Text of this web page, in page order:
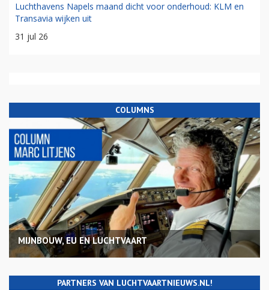
Luchthavens Napels maand dicht voor onderhoud: KLM en
Transavia wijken uit
31 jul 26
COLUMNS
MIJNBOUW, EU EN LUCHTVAART
PARTNERS VAN LUCHTVAARTNIEUWS.NL!